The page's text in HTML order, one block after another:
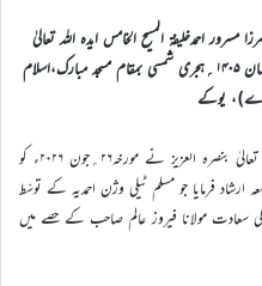
احمدخلیفۃ المسیح الخامس ایدہ اللہ تعالیٰ
بنصرہ العزیز فرمودہ ۲۶؍جون ۲۰۲۶ء بمطابق ۲۶؍احسان ۱۴۰۵؍ہجری شمسی بمقام مسجد مبارک،اسلام
یوکے
اميرالمومنين حضرت خليفةالمسيح الخامس ايدہ اللہ تعاليٰ بنصرہ العزيز نے مورخہ۲۶؍جون ۲۰۲۶ء کو
ارشاد فرمايا جو مسلم ٹيلي وژن احمديہ کے توسّط
سعادت مولانا فیروز عالم صاحب کے حصے ميں